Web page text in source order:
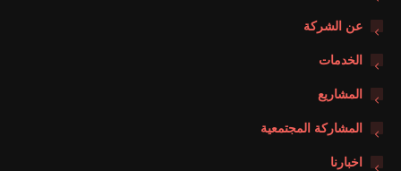
عن الشركة
الخدمات
المشاريع
المشاركة المجتمعية
اخبارنا